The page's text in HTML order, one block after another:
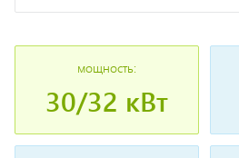
мощность:
30/32 кВт